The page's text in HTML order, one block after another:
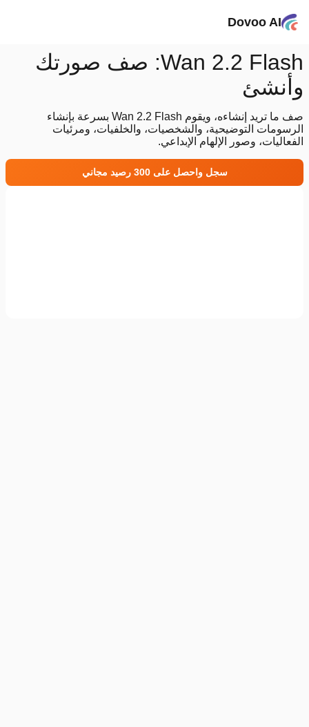
Dovoo AI
Wan 2.2 Flash: صف صورتك
وأنشئ
صف ما تريد إنشاءه، ويقوم Wan 2.2 Flash بسرعة بإنشاء
الرسومات التوضيحية، والشخصيات، والخلفيات، ومرئيات
الفعاليات، وصور الإلهام الإبداعي.
سجل واحصل على 300 رصيد مجاني